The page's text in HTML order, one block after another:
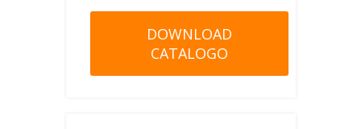
DOWNLOAD
CATALOGO